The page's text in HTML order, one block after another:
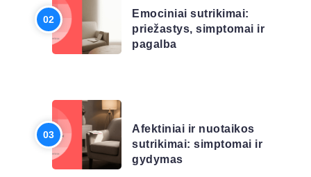
Emociniai sutrikimai:
priežastys, simptomai ir
pagalba
Afektiniai ir nuotaikos
sutrikimai: simptomai ir
gydymas